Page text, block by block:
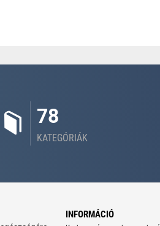
78
KATEGÓRIÁK
INFORMÁCIÓ